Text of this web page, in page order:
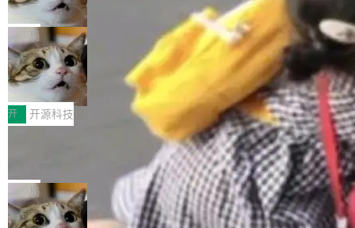
（<a href="https://bugzilla.mozilla.org/show_
bug.cgi?id=204...
orkers 跑了十年 Isolate。用 CEO Matthew Pri
nce 的话说：「我们一生都在用 Isolate 运行代
码，而 AI Agent 不需要容器，它们需要的是 Iso
late。」 容器为什么不合适 容器的问题在于启动
和销毁都太重了。一个 Agent 要执行的任务可能
只需要几毫秒的 CPU 时间，但容器从冷启动到
就绪要花数秒。如果未来有十...
诉讼，称“Apple is getting this wron
g”
上个月，苹果一纸诉状把 OpenAI 告上法庭，指
控其挖角苹果前员工并窃取商业秘密。苹果的诉
状把 OpenAI 描述成一个系统性地从前东家挖
人、套取机密信息的对手。 OpenAI 没发律师
函，也没选择庭外沉默。它在官网贴了一篇博
文，标题只有六个字：Apple is getting this wro
ng。 然后，它把邮件往来和 iMessage 聊天记
录全贴了出来。 他发错人了 苹果外部律师 Gabr
iel Gross 来自 Weil 律所，2 月 23 日下午 5:53
给 OpenAI 总法律顾问 Che Chang 发了封邮
件，附了一封长信，要求 OpenAI 配合调查前苹
果员工带走机密信...
局
HUAWEI MatePad Edge上架WorkBu
ddy鸿蒙PC版，说话就能干活的AI办公
搭子
全能AI工作台WorkBuddy鸿蒙PC版上架HUAWE
I MatePad Edge应用市场，直接下载即可使
用，与鸿蒙电脑上的体验一致。值得一提的是，
这是目前市面上唯一支持平板接入WorkBuddy P
C版的产品，搭载“人机双写”重磅功能——你写
你的，AI写AI的，同屏协作互不干扰。一句话让
AI帮你干活，现在开启全新体验！ 温馨提示：
体验WorkBuddy鸿蒙PC版前，请将 HUAWEI M
开 开源科技
FFmpeg 9.0 发布：代号“Lei”，以此纪
全球知名开源多媒体框架 FFmpeg 今天正式发
布了 9.0 版本。这个版本除了带来新一代音视频
处理能力和硬件加速支持之外，还有一个特殊之
局